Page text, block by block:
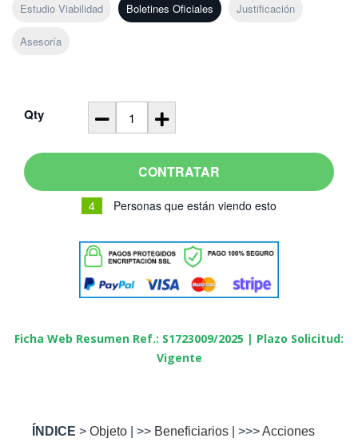
Estudio Viabilidad Boletines Oficiales Justificación
Asesoría
Qty
CONTRATAR
4 Personas que están viendo esto
Ficha Web Resumen Ref.: S1723009/2025 | Plazo Solicitud:
Vigente
ÍNDICE > Objeto | >> Beneficiarios | >>>Acciones